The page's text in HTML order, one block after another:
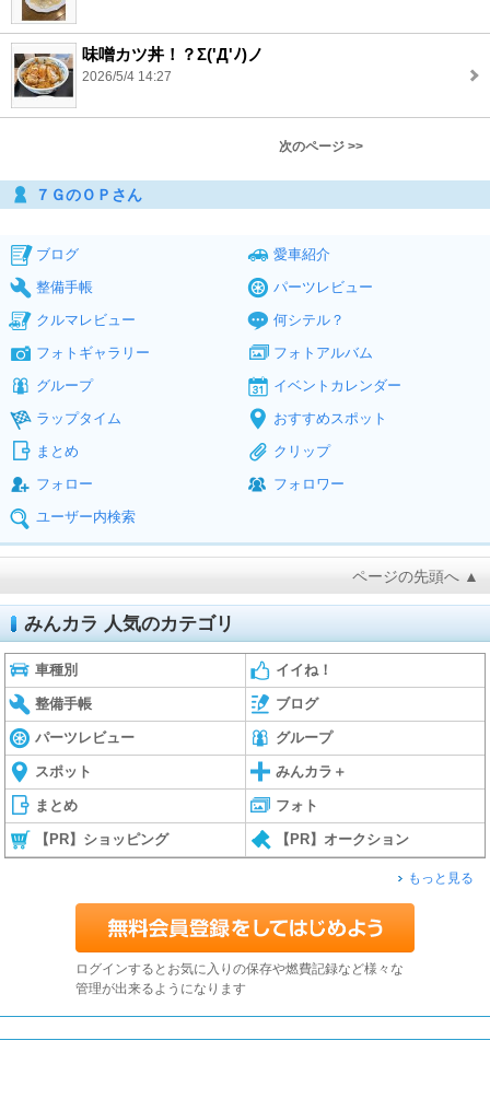
味噌カツ丼！？Σ('Д'ﾉ)ノ
2026/5/4 14:27
次のページ >>
７ＧのＯＰさん
ブログ
愛車紹介
整備手帳
パーツレビュー
クルマレビュー
何シテル？
フォトギャラリー
フォトアルバム
グループ
イベントカレンダー
ラップタイム
おすすめスポット
まとめ
クリップ
フォロー
フォロワー
ユーザー内検索
ページの先頭へ ▲
みんカラ 人気のカテゴリ
車種別 イイね！
整備手帳 ブログ
パーツレビュー グループ
スポット みんカラ＋
まとめ フォト
【PR】ショッピング 【PR】オークション
もっと見る
ログインするとお気に入りの保存や燃費記録など様々な
管理が出来るようになります